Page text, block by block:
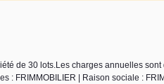
de 30 lots.Les charges annuelles sont
: FRIMMOBILIER | Raison sociale :